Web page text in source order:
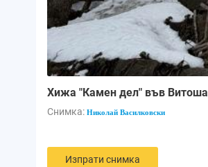
Хижа "Камен дел" във Витоша
Снимка: Николай Василковски
Изпрати снимка